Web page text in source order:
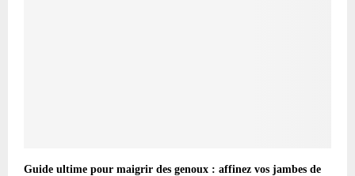
Guide ultime pour maigrir des genoux : affinez vos jambes de